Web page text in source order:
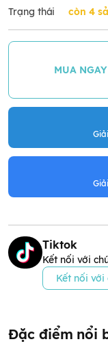
Trạng thái còn 4
MUA NGAY
Tiktok
Kết nối với
Kết nối với
Đặc điểm nổi